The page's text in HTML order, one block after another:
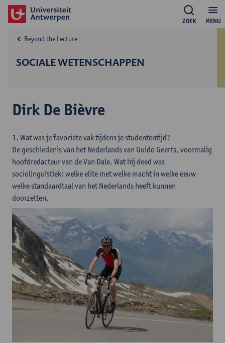
MENU
ZOEK
SOCIALE WETENSCHAPPEN
Beyond the Lecture
Dirk De Bièvre
1. Wat was je favoriete vak tijdens je studententijd?
De geschiedenis van het Nederlands van Guido Geerts, voormalig
hoofdredacteur van de Van Dale. Wat hij deed was
sociolinguïstiek: welke elite met welke macht in welke eeuw
welke standaardtaal van het Nederlands heeft kunnen
doorzetten.